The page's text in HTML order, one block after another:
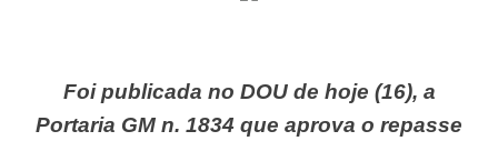
Foi publicada no DOU de hoje (16), a
Portaria GM n. 1834 que aprova o repasse